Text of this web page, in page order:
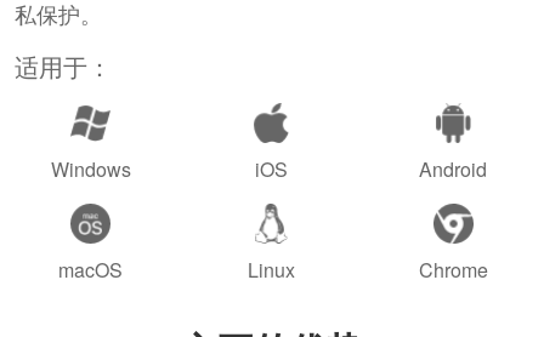
私保护。
适用于：
Windows iOS Android
macOS Linux Chrome